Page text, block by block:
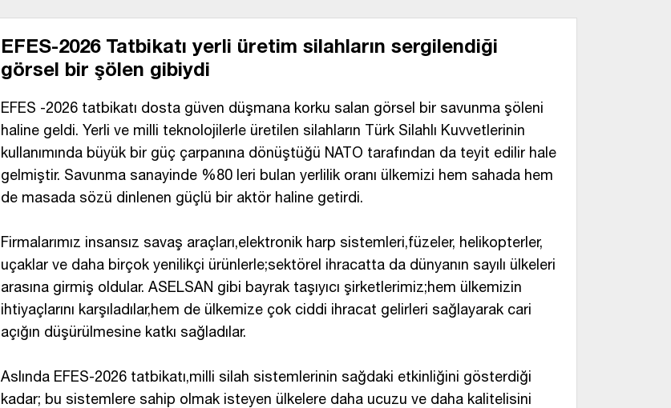
EFES-2026 Tatbikatı yerli üretim silahların sergilendiği
görsel bir şölen gibiydi
EFES -2026 tatbikatı dosta güven düşmana korku salan görsel bir savunma şöleni
haline geldi. Yerli ve milli teknolojilerle üretilen silahların Türk Silahlı Kuvvetlerinin
kullanımında büyük bir güç çarpanına dönüştüğü NATO tarafından da teyit edilir hale
gelmiştir. Savunma sanayinde %80 leri bulan yerlilik oranı ülkemizi hem sahada hem
de masada sözü dinlenen güçlü bir aktör haline getirdi.
Firmalarımız insansız savaş araçları,elektronik harp sistemleri,füzeler, helikopterler,
uçaklar ve daha birçok yenilikçi ürünlerle;sektörel ihracatta da dünyanın sayılı ülkeleri
arasına girmiş oldular. ASELSAN gibi bayrak taşıyıcı şirketlerimiz;hem ülkemizin
ihtiyaçlarını karşıladılar,hem de ülkemize çok ciddi ihracat gelirleri sağlayarak cari
açığın düşürülmesine katkı sağladılar.
Aslında EFES-2026 tatbikatı,milli silah sistemlerinin sağdaki etkinliğini gösterdiği
kadar; bu sistemlere sahip olmak isteyen ülkelere daha ucuzu ve daha kalitelisini